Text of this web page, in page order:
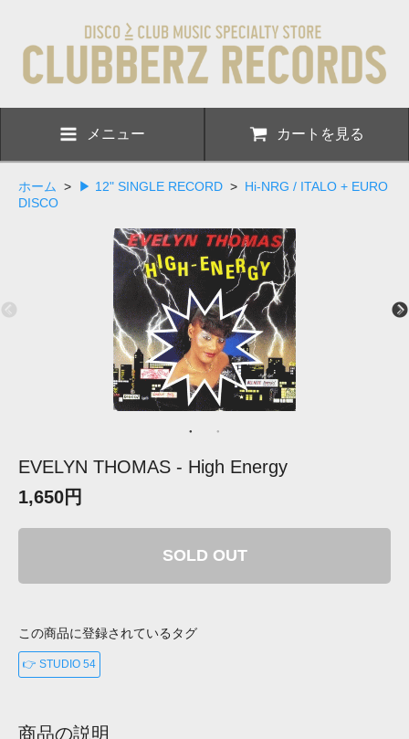
メニュー カートを見る
ホーム > ▶ 12" SINGLE RECORD > Hi-NRG / ITALO + EURO
DISCO
EVELYN THOMAS - High Energy
1,650円
SOLD OUT
この商品に登録されているタグ
👉 STUDIO 54
商品の説明